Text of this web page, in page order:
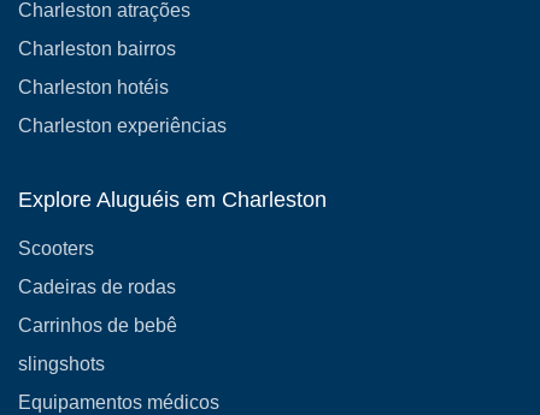
Charleston atrações
Charleston bairros
Charleston hotéis
Charleston experiências
Explore Aluguéis em Charleston
Scooters
Cadeiras de rodas
Carrinhos de bebê
slingshots
Equipamentos médicos